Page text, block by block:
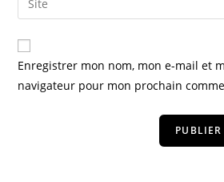
Enregistrer mon nom, mon e-mail et
navigateur pour mon prochain